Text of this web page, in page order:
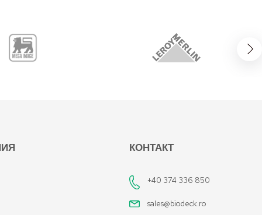
КОНТАКТ
+40 374 336 850
sales@biodeck.ro